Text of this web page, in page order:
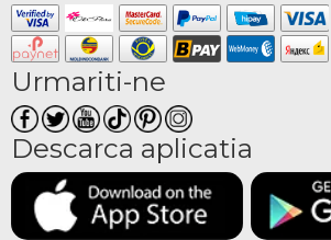
Urmariti-ne
Descarca aplicatia